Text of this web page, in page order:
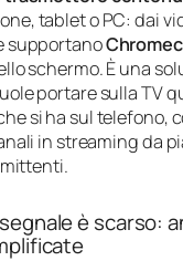
tablet o PC: dai
supportano
schermo. È una
portare sulla TV
si ha sul telefono,
in streaming da
è scarso: